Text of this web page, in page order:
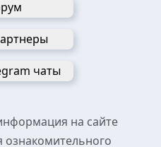
чаты
на сайте
ознакомительного